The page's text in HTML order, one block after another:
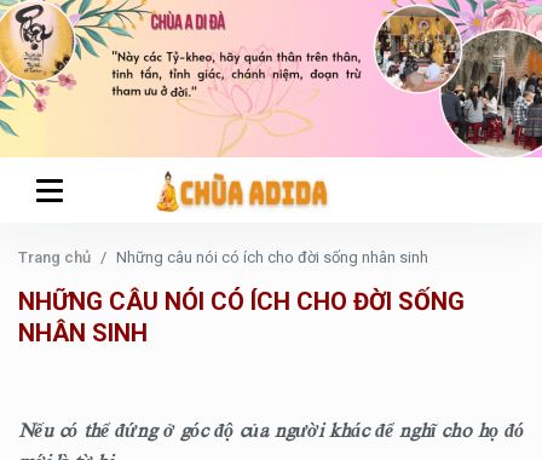
Trang chủ Những câu nói có ích cho đời sống nhân sinh
NHỮNG CÂU NÓI CÓ ÍCH CHO ĐỜI SỐNG
NHÂN SINH
Nếu có thể đứng ở góc độ của người khác để nghĩ cho họ đó